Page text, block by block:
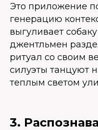
Это приложение
генерацию
выгуливает
джентльмен
ритуал со своим
силуэты танцуют
теплым светом
3.